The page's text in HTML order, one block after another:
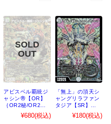
アビスベル覇統ジ
ャシン帝【OR】
｛OR2秘/OR2｝
［23EX3］
¥680(税込)
「無上」の頂天シ
ャングリラファン
タジア【SR】
｛S1/S10｝
［23EX3］
¥180(税込)